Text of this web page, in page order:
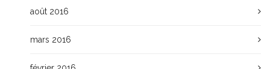
août 2016
mars 2016